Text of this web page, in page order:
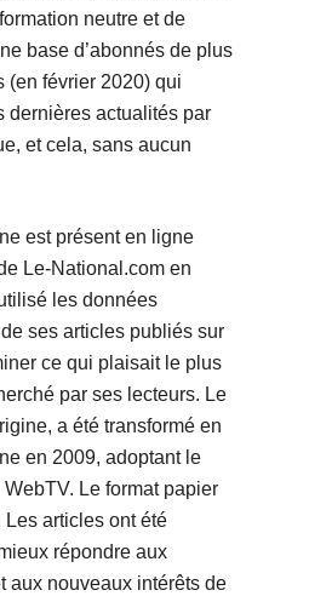
neutre et de
base d’abonnés de plus
(en février 2020) qui
dernières actualités par
et cela, sans aucun
est présent en ligne
Le-National.com en
les données
ses articles publiés sur
ce qui plaisait le plus
par ses lecteurs. Le
a été transformé en
en 2009, adoptant le
Le format papier
articles ont été
répondre aux
aux nouveaux intérêts de